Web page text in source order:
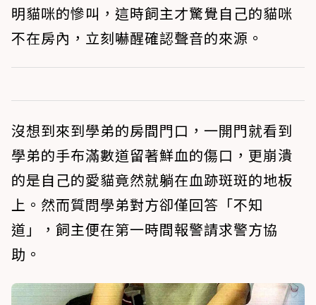
明貓咪的慘叫，這時飼主才驚覺自己的貓咪
不在房內，立刻嚇醒確認聲音的來源。
沒想到來到學弟的房間門口，一開門就看到
學弟的手布滿數道留著鮮血的傷口，更崩潰
的是自己的愛貓竟然就躺在血跡斑斑的地板
上。然而質問學弟對方卻僅回答「不知
道」，飼主便在第一時間報警請求警方協
助。